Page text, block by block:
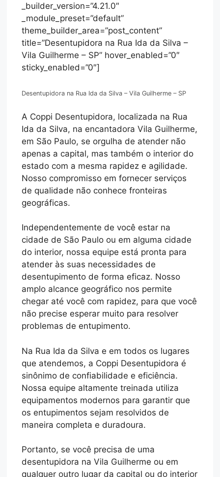
_builder_version=”4.21.0″
_module_preset=”default”
theme_builder_area=”post_content”
title=”Desentupidora na Rua Ida da Silva –
Vila Guilherme – SP” hover_enabled=”0″
sticky_enabled=”0″]
Desentupidora na Rua Ida da Silva – Vila Guilherme – SP
A Coppi Desentupidora, localizada na Rua
Ida da Silva, na encantadora Vila Guilherme,
em São Paulo, se orgulha de atender não
apenas a capital, mas também o interior do
estado com a mesma rapidez e agilidade.
Nosso compromisso em fornecer serviços
de qualidade não conhece fronteiras
geográficas.
Independentemente de você estar na
cidade de São Paulo ou em alguma cidade
do interior, nossa equipe está pronta para
atender às suas necessidades de
desentupimento de forma eficaz. Nosso
amplo alcance geográfico nos permite
chegar até você com rapidez, para que você
não precise esperar muito para resolver
problemas de entupimento.
Na Rua Ida da Silva e em todos os lugares
que atendemos, a Coppi Desentupidora é
sinônimo de confiabilidade e eficiência.
Nossa equipe altamente treinada utiliza
equipamentos modernos para garantir que
os entupimentos sejam resolvidos de
maneira completa e duradoura.
Portanto, se você precisa de uma
desentupidora na Vila Guilherme ou em
qualquer outro lugar da capital ou do interior